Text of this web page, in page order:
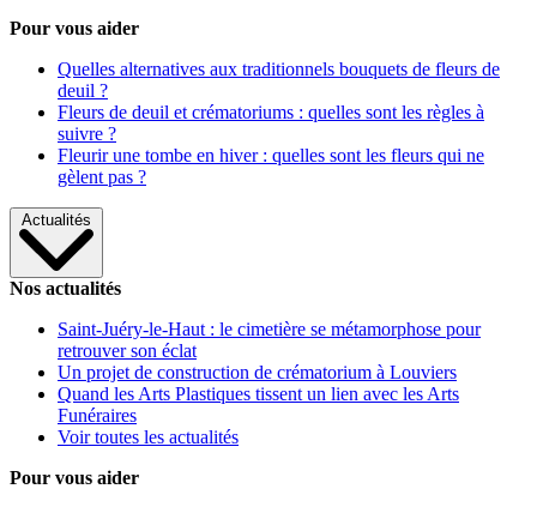
Pour vous aider
Quelles alternatives aux traditionnels bouquets de fleurs de
deuil ?
Fleurs de deuil et crématoriums : quelles sont les règles à
suivre ?
Fleurir une tombe en hiver : quelles sont les fleurs qui ne
gèlent pas ?
Actualités
Nos actualités
Saint-Juéry-le-Haut : le cimetière se métamorphose pour
retrouver son éclat
Un projet de construction de crématorium à Louviers
Quand les Arts Plastiques tissent un lien avec les Arts
Funéraires
Voir toutes les actualités
Pour vous aider